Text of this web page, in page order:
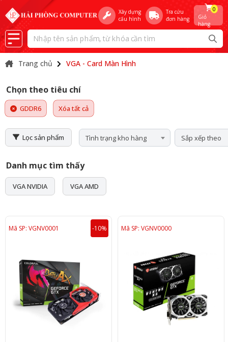
Xây dựng
cấu hình
Tra cứu
đơn hàng
Giỏ
hàng
0
Trang chủ VGA - Card Màn Hình
Chọn theo tiêu chí
GDDR6 Xóa tất cả
Lọc sản phẩm Tình trạng kho hàng Sắp xếp theo
Danh mục tìm thấy
VGA NVIDIA VGA AMD
Mã SP: VGNV0001 -10% Mã SP: VGNV0000